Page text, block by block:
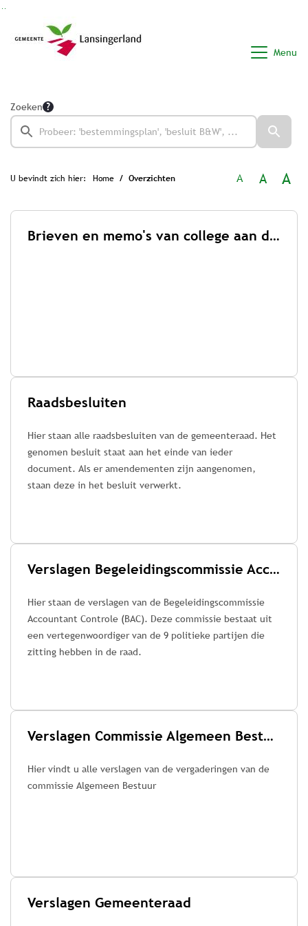
Menu
Zoeken
U bevindt zich hier: Home Overzichten A A A
Brieven en memo's van college aan de raad 2026
Raadsbesluiten
Hier staan alle raadsbesluiten van de gemeenteraad. Het
genomen besluit staat aan het einde van ieder
document. Als er amendementen zijn aangenomen,
staan deze in het besluit verwerkt.
Verslagen Begeleidingscommissie Accountant Controle (BAC)
Hier staan de verslagen van de Begeleidingscommissie
Accountant Controle (BAC). Deze commissie bestaat uit
een vertegenwoordiger van de 9 politieke partijen die
zitting hebben in de raad.
Verslagen Commissie Algemeen Bestuur
Hier vindt u alle verslagen van de vergaderingen van de
commissie Algemeen Bestuur
Verslagen Gemeenteraad